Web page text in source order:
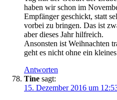
haben wir schon im
Empfänger geschickt, statt
vorbei zu bringen. Das ist
aber dieses Jahr hilfreich.
Ansonsten ist Weihnachten
geht es nicht ohne ein
Antworten
Tine sagt:
15. Dezember 2016 um